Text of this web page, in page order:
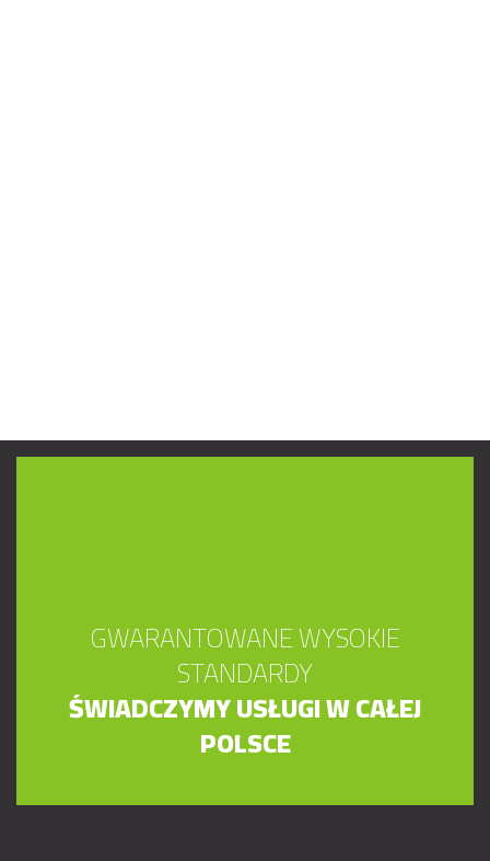
GWARANTOWANE WYSOKIE
STANDARDY
ŚWIADCZYMY USŁUGI W CAŁEJ
POLSCE